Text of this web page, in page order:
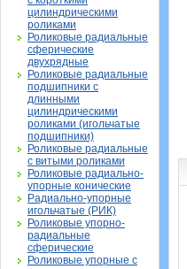
цилиндрическими
роликами
Роликовые радиальные
сферические
двухрядные
Роликовые радиальные
подшипники с
длинными
цилиндрическими
роликами (игольчатые
подшипники)
Роликовые радиальные
с витыми роликами
Роликовые радиально-
упорные конические
Радиально-упорные
игольчатые (РИК)
Роликовые упорно-
радиальные
сферические
Роликовые упорные с